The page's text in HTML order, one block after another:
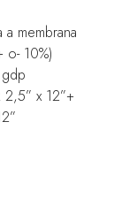
membrana
10%)
2,5” x 12”+